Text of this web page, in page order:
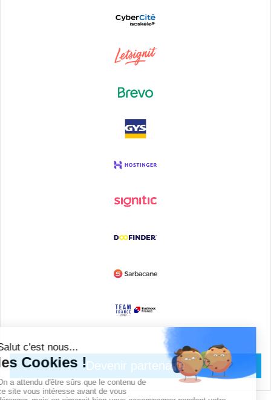
Devenir partenaire